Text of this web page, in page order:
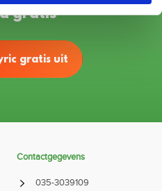
gratis
gratis uit
Contactgegevens
035-3039109